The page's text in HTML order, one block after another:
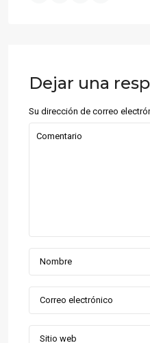
Dejar una
Su dirección de correo